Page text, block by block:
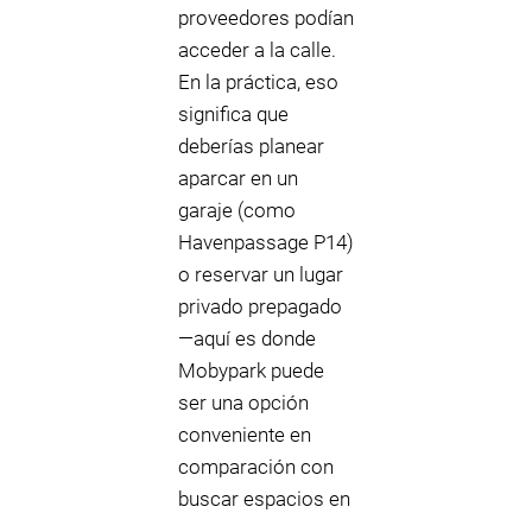
proveedores podían
acceder a la calle.
En la práctica, eso
significa que
deberías planear
aparcar en un
garaje (como
Havenpassage P14)
o reservar un lugar
privado prepagado
—aquí es donde
Mobypark puede
ser una opción
conveniente en
comparación con
buscar espacios en